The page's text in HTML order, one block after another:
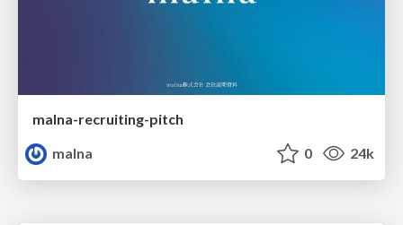
malna-recruiting-pitch
malna
0 24k